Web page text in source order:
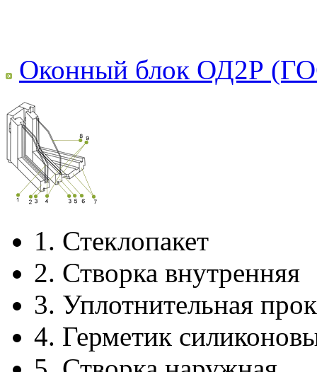
Оконный блок ОД2Р
1. Стеклопакет
2. Створка внутренняя
3. Уплотнительная
4. Герметик